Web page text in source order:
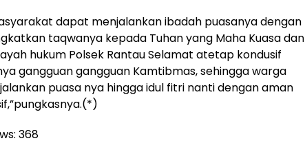
dapat menjalankan ibadah puasanya dengan
taqwanya kepada Tuhan yang Maha Kuasa dan
hukum Polsek Rantau Selamat atetap kondusif
gangguan gangguan Kamtibmas, sehingga warga
puasa nya hingga idul fitri nanti dengan aman
368